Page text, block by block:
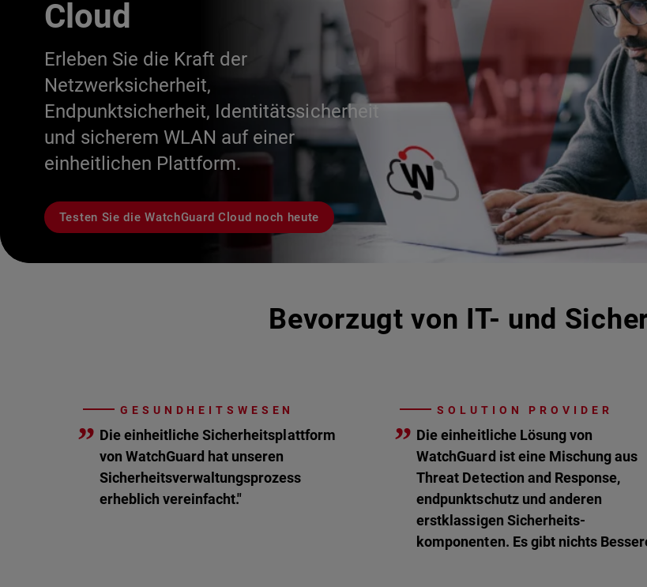
Cloud
Erleben Sie die Kraft der
Netzwerksicherheit,
Endpunktsicherheit, Identitätssicherheit
und sicherem WLAN auf einer
einheitlichen Plattform.
Testen Sie die WatchGuard Cloud noch heute
Bevorzugt von IT- und
GESUNDHEITSWESEN
” Die einheitliche Sicherheitsplattform
von WatchGuard hat unseren
Sicherheitsverwaltungsprozess
erheblich vereinfacht."
SOLUTION PROVIDER
” Die einheitliche Lösung von
WatchGuard ist eine Mischung aus
Threat Detection and Response,
endpunktschutz und anderen
erstklassigen Sicherheits-
komponenten. Es gibt nichts